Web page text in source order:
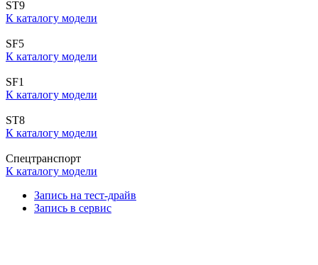
ST9
К каталогу модели
SF5
К каталогу модели
SF1
К каталогу модели
ST8
К каталогу модели
Спецтранспорт
К каталогу модели
Запись на тест-драйв
Запись в сервис